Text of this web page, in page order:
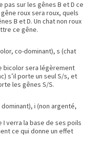
pas sur les gênes B et D ce
roux sera roux, quels
B et D. Un chat non roux
ce gêne.
co-dominant), s (chat
bicolor sera légèrement
s’il porte un seul S/s, et
les gênes S/S.
i (non argenté,
I verra la base de ses poils
ce qui donne un effet